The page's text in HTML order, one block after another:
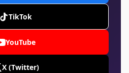
TikTok
YouTube
X (Twitter)